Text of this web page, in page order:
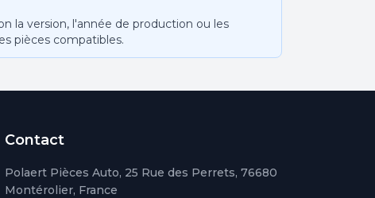
la version, l'année de production ou les
pièces compatibles.
Contact
Polaert Pièces Auto, 25 Rue des Perrets, 76680
Montérolier, France